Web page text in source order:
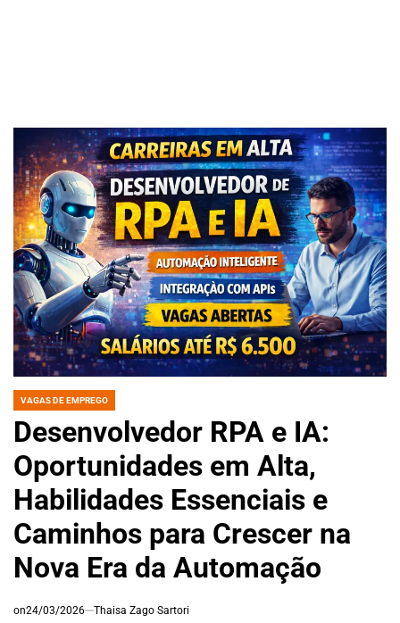
POSTED
VAGAS DE EMPREGO
Desenvolvedor RPA e IA:
Oportunidades em Alta,
Habilidades Essenciais e
Caminhos para Crescer na
Nova Era da Automação
on24/03/2026 Thaisa Zago Sartori